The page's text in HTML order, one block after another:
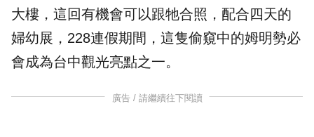
大樓，這回有機會可以跟牠合照，配合四天的
婦幼展，228連假期間，這隻偷窺中的姆明勢必
會成為台中觀光亮點之一。
廣告 / 請繼續往下閱讀